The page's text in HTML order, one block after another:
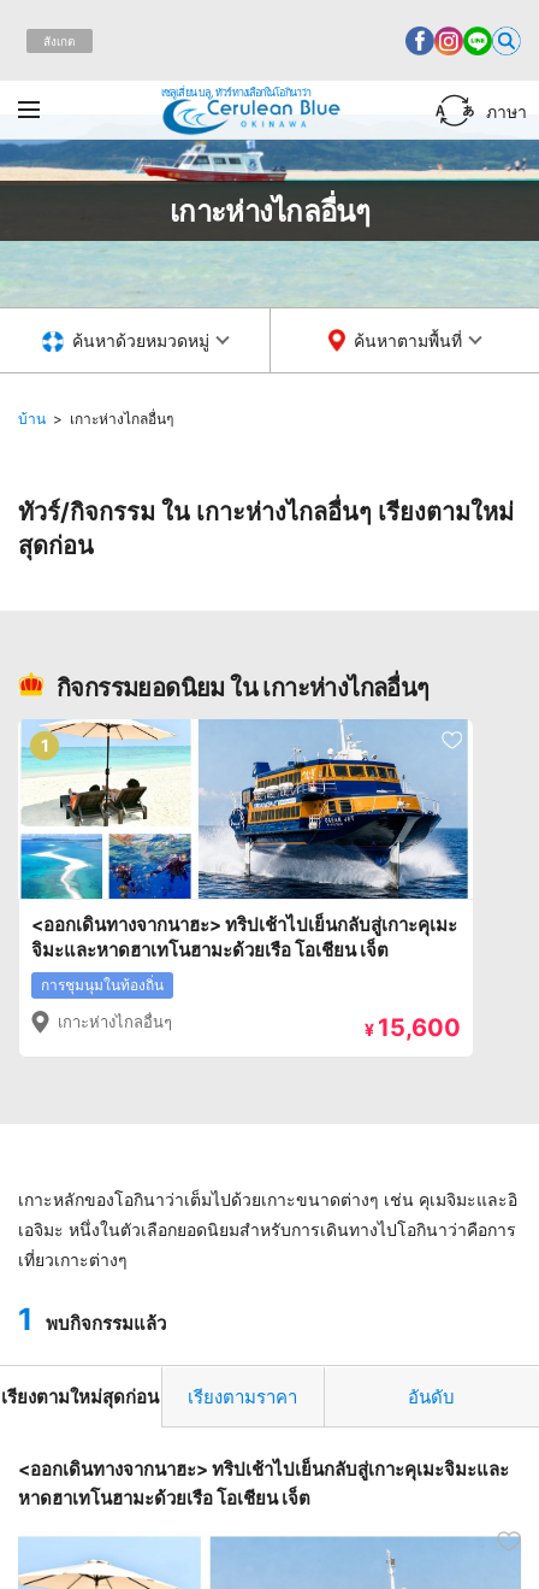
สังเกต
เซลูเลี่ยน บลู, ทัวร์ทางเลือกในโอกินาว่า
ภาษา
บ้าน เกาะห่างไกลอื่นๆ
ค้นหาด้วยหมวดหมู่ ค้นหาตามพื้นที่
เกาะห่างไกลอื่นๆ
ทัวร์/กิจกรรม ใน เกาะห่างไกลอื่นๆ เรียงตามใหม่
สุดก่อน
กิจกรรมยอดนิยม ใน เกาะห่างไกลอื่นๆ
1
<ออกเดินทางจากนาฮะ> ทริปเช้าไปเย็นกลับสู่เกาะคุเมะ
จิมะและหาดฮาเทโนฮามะด้วยเรือ โอเชียน เจ็ต
การชุมนุมในท้องถิ่น
เกาะห่างไกลอื่นๆ ¥ 15,600
เกาะหลักของโอกินาว่าเต็มไปด้วยเกาะขนาดต่างๆ เช่น คุเมจิมะและอิ
เอจิมะ หนึ่งในตัวเลือกยอดนิยมสำหรับการเดินทางไปโอกินาว่าคือการ
เที่ยวเกาะต่างๆ
1 พบกิจกรรมแล้ว
เรียงตามใหม่สุดก่อน เรียงตามราคา อันดับ
<ออกเดินทางจากนาฮะ> ทริปเช้าไปเย็นกลับสู่เกาะคุเมะจิมะและ
หาดฮาเทโนฮามะด้วยเรือ โอเชียน เจ็ต